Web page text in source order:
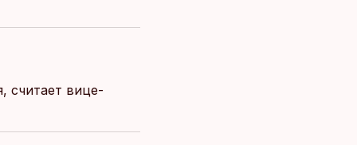
считает вице-